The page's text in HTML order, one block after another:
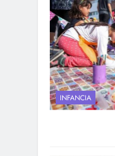
INFANCIA